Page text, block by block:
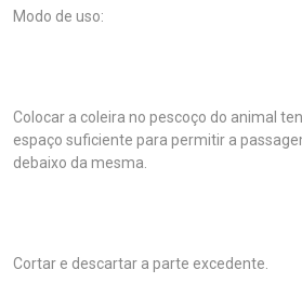
Modo de uso:
Colocar a coleira no pescoço do animal
espaço suficiente para permitir a
debaixo da mesma.
Cortar e descartar a parte excedente.